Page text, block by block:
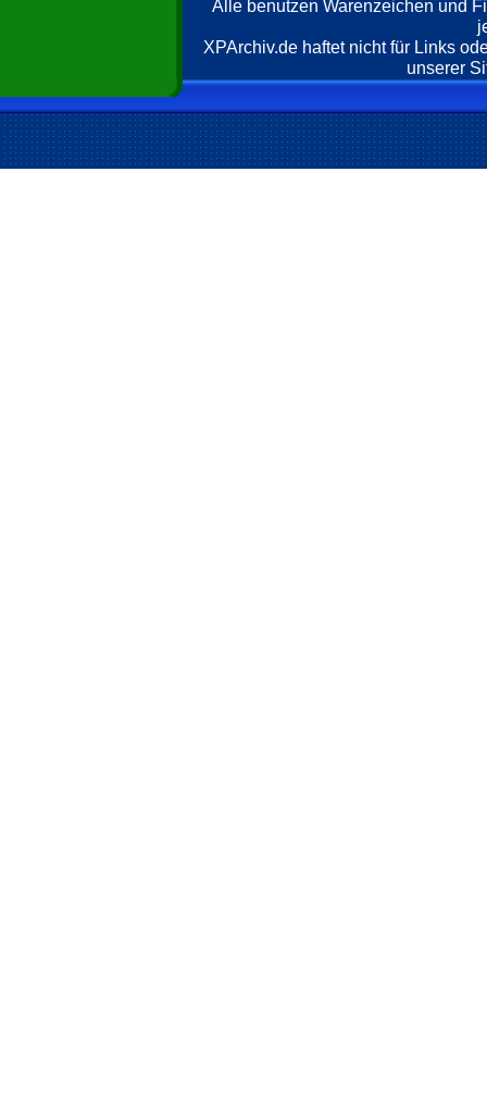
Alle benutzen Warenzeichen und
XPArchiv.de haftet nicht für Links
unserer